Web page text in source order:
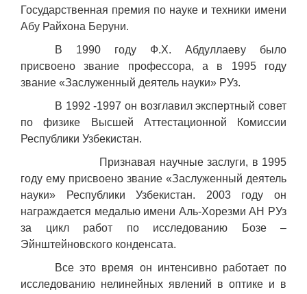
Государственная премия по науке и техники имени
Абу Райхона Беруни.
В 1990 году Ф.Х. Абдуллаеву было
присвоено звание профессора, а в 1995 году
звание «Заслуженный деятель науки» РУз.
В 1992 -1997 он возглавил экспертный совет
по физике Высшей Аттестационной Комиссии
Республики Узбекистан.
Признавая научные заслуги, в 1995
году ему присвоено звание «Заслуженный деятель
науки» Республики Узбекистан. 2003 году он
награждается медалью имени Аль-Хорезми АН РУз
за цикл работ по исследованию Бозе –
Эйнштейновского конденсата.
Все это время он интенсивно работает по
исследованию нелинейных явлений в оптике и в